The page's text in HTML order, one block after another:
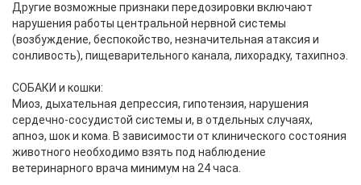
Другие возможные признаки передозировки включают
нарушения работы центральной нервной системы
(возбуждение, беспокойство, незначительная атаксия и
сонливость), пищеварительного канала, лихорадку, тахипноэ.
СОБАКИ и кошки:
Миоз, дыхательная депрессия, гипотензия, нарушения
сердечно-сосудистой системы и, в отдельных случаях,
апноэ, шок и кома. В зависимости от клинического состояния
животного необходимо взять под наблюдение
ветеринарного врача минимум на 24 часа.